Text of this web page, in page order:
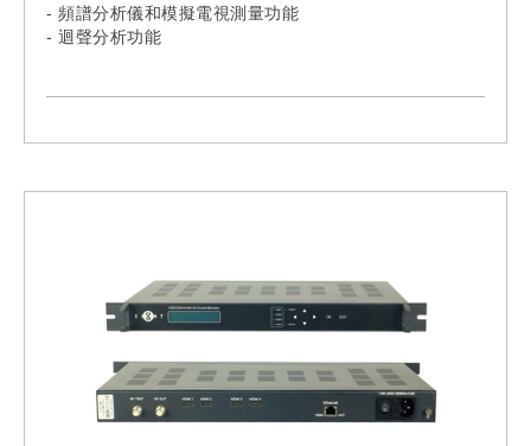
- 頻譜分析儀和模擬電視測量功能
- 迴聲分析功能